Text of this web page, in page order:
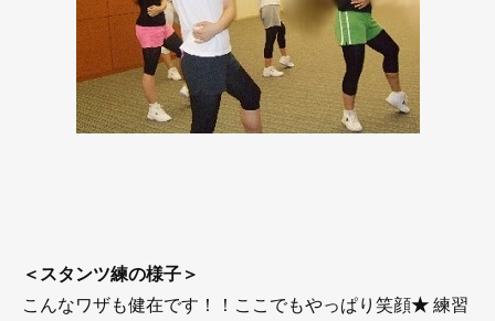
＜スタンツ練の様子＞
こんなワザも健在です！！ここでもやっぱり笑顔★練習